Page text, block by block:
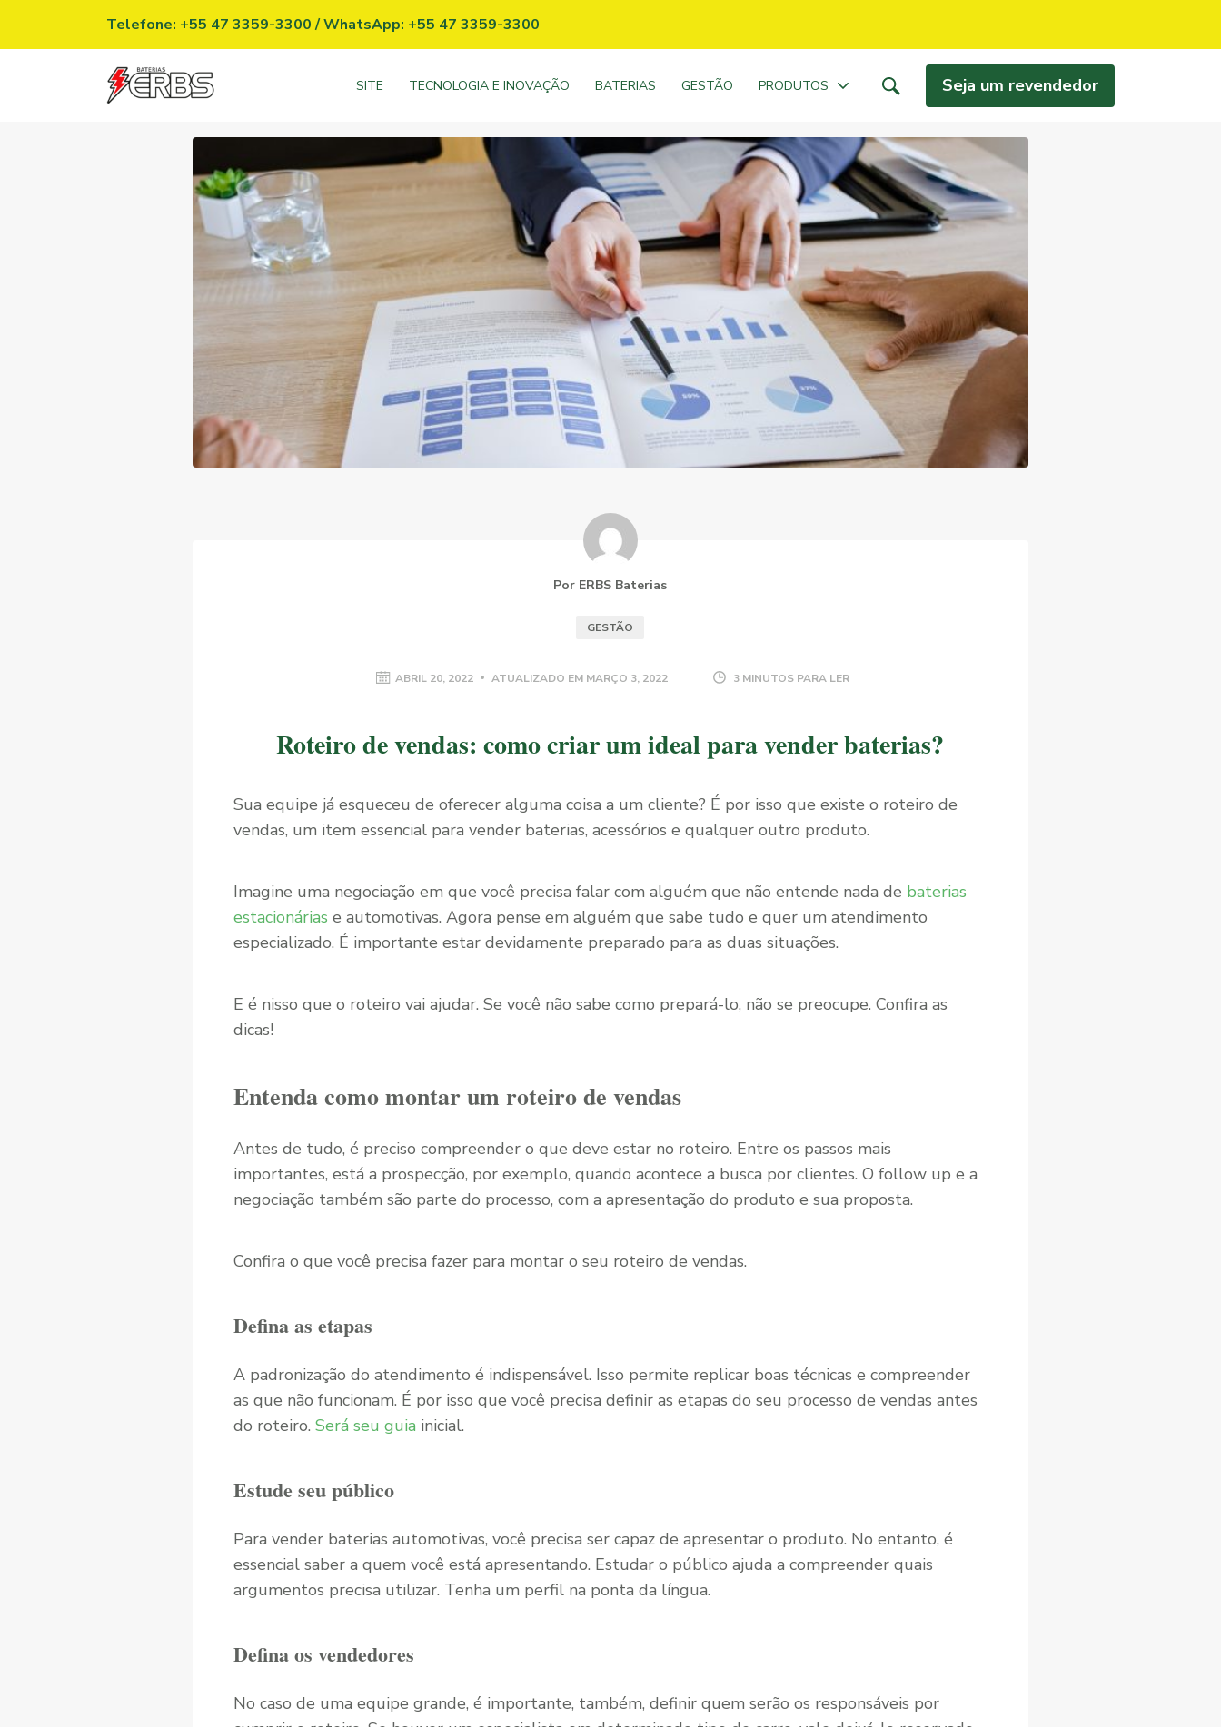
Telefone: +55 47 3359-3300/WhatsApp: +55 47 3359-3300
SITE TECNOLOGIA E INOVAÇÃO BATERIAS GESTÃO PRODUTOS Seja um revendedor
Por ERBS Baterias
GESTÃO
ABRIL 20, 2022 ATUALIZADO EM MARÇO 3, 2022 3 MINUTOS PARA LER
Roteiro de vendas: como criar um ideal para vender baterias?
Sua equipe já esqueceu de oferecer alguma coisa a um cliente? É por isso que existe o roteiro de
vendas, um item essencial para vender baterias, acessórios e qualquer outro produto.
Imagine uma negociação em que você precisa falar com alguém que não entende nada de baterias
estacionárias e automotivas. Agora pense em alguém que sabe tudo e quer um atendimento
especializado. É importante estar devidamente preparado para as duas situações.
E é nisso que o roteiro vai ajudar. Se você não sabe como prepará-lo, não se preocupe. Confira as
dicas!
Entenda como montar um roteiro de vendas
Antes de tudo, é preciso compreender o que deve estar no roteiro. Entre os passos mais
importantes, está a prospecção, por exemplo, quando acontece a busca por clientes. O follow up e a
negociação também são parte do processo, com a apresentação do produto e sua proposta.
Confira o que você precisa fazer para montar o seu roteiro de vendas.
Defina as etapas
A padronização do atendimento é indispensável. Isso permite replicar boas técnicas e compreender
as que não funcionam. É por isso que você precisa definir as etapas do seu processo de vendas antes
do roteiro. Será seu guiainicial.
Estude seu público
Para vender baterias automotivas, você precisa ser capaz de apresentar o produto. No entanto, é
essencial saber a quem você está apresentando. Estudar o público ajuda a compreender quais
argumentos precisa utilizar. Tenha um perfil na ponta da língua.
Defina os vendedores
No caso de uma equipe grande, é importante, também, definir quem serão os responsáveis por